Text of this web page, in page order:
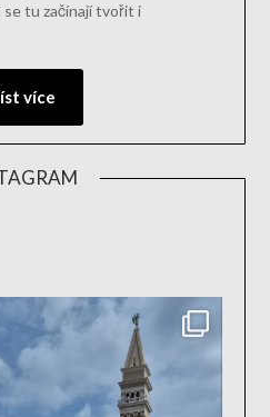
se tu začínají tvořit i
více